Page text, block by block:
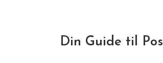
Din Guide til